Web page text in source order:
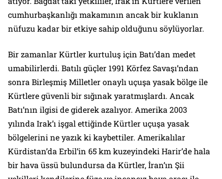
cumhurbaşkanlığı makamının ancak bir kuklanın
nüfuzu kadar bir etkiye sahip olduğunu söylüyorlar.
Bir zamanlar Kürtler kurtuluş için Batı’dan medet
umabilirlerdi. Batılı güçler 1991 Körfez Savaşı’ndan
sonra Birleşmiş Milletler onaylı uçuşa yasak bölge ile
Kürtlere güvenli bir sığınak yaratmışlardı. Ancak
Batı’nın ilgisi de giderek azalıyor. Amerika 2003
yılında Irak’ı işgal ettiğinde Kürtler uçuşa yasak
bölgelerini ne yazık ki kaybettiler. Amerikalılar
Kürdistan’da Erbil’in 65 km kuzeyindeki Harir’de hala
bir hava üssü bulundursa da Kürtler, İran’ın Şii